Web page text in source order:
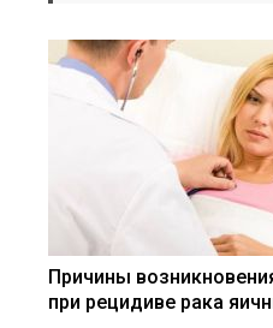
Причины
при рецидиве рака